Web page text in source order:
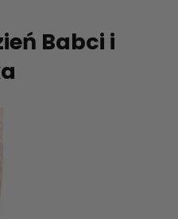
Babci i